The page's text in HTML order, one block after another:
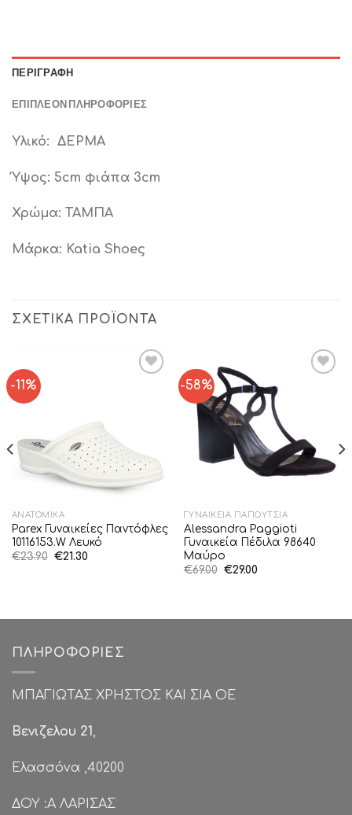
ΠΕΡΙΓΡΑΦΉ
ΕΠΙΠΛΈΟΝ ΠΛΗΡΟΦΟΡΊΕΣ
Υλικό: ΔΕΡΜΑ
Ύψος: 5cm φιάπα 3cm
Χρώμα: ΤΑΜΠΑ
Μάρκα: Katia Shoeς
ΣΧΕΤΙΚΆ ΠΡΟΪΌΝΤΑ
-11%
ΑΝΑΤΟΜΙΚΆ
Parex Γυναικείες Παντόφλες
10116153.W Λευκό
€23.90 Original
€21.30Η
-58%
ΓΥΝΑΙΚΕΊΑ ΠΑΠΟΎΤΣΙΑ
Alessandra Paggioti
Γυναικεία Πέδιλα 98640
Μαύρο
€69.00 Original
€29.00Η
ΠΛΗΡΟΦΟΡΊΕΣ
ΜΠΑΓΙΩΤΑΣ ΧΡΗΣΤΟΣ ΚΑΙ ΣΙΑ ΟΕ
Βενιζελου 21,
Ελασσόνα ,40200
ΔΟΥ :Α ΛΑΡΙΣΑΣ